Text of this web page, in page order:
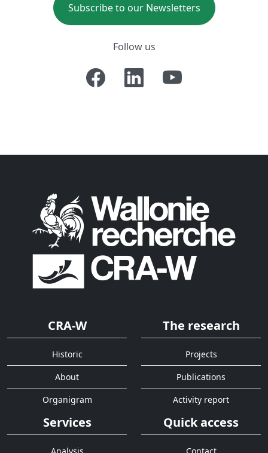
Subscribe to our Newsletters
Follow us
CRA-W
Historic
About
Organigram
The research
Projects
Publications
Activity report
Services Quick access